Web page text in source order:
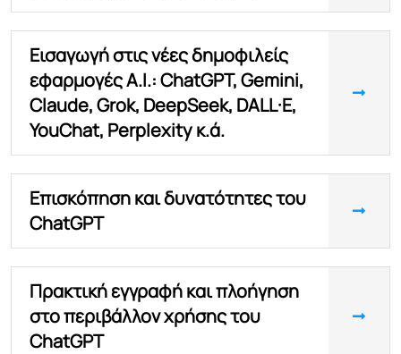
Εισαγωγή στις νέες δημοφιλείς
εφαρμογές A.I.: ChatGPT, Gemini,
Claude, Grok, DeepSeek, DALL·E,
YouChat, Perplexity κ.ά.
Επισκόπηση και δυνατότητες του
ChatGPT
Πρακτική εγγραφή και πλοήγηση
στο περιβάλλον χρήσης του
ChatGPT